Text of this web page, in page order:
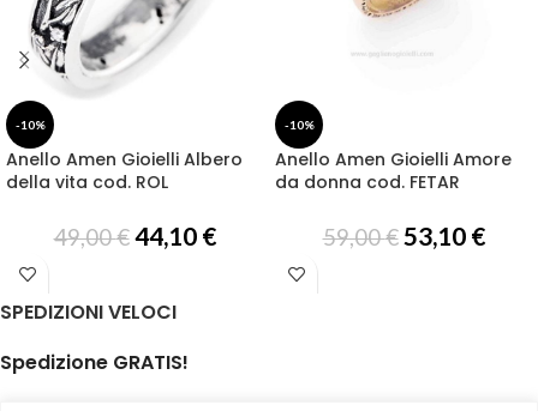
-10%
Anello Amen Gioielli Albero
della vita cod. ROL
49,00€44,10 €
-10%
Anello Amen Gioielli Amore
da donna cod. FETAR
59,00€53,10 €
SPEDIZIONI VELOCI
Spedizione GRATIS!